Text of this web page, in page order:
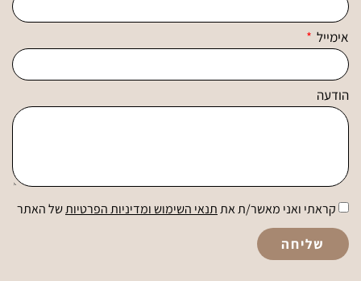
אימייל
הודעה
קראתי ואני מאשר/ת אתתנאי השימוש ומדיניות הפרטיותשל האתר
שליחה